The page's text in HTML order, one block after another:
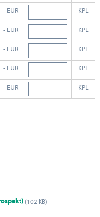
- EUR KPL
- EUR KPL
- EUR KPL
- EUR KPL
- EUR KPL
(102 KB)